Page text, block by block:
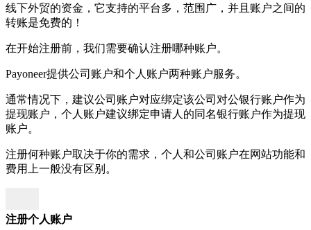
线下外贸的资金，它支持的平台多，范围广，并且账户之间的
转账是免费的！
在开始注册前，我们需要确认注册哪种账户。
Payoneer提供公司账户和个人账户两种账户服务。
通常情况下，建议公司账户对应绑定该公司对公银行账户作为
提现账户，个人账户建议绑定申请人的同名银行账户作为提现
账户。
注册何种账户取决于你的需求，个人和公司账户在网站功能和
费用上一般没有区别。
注册个人账户